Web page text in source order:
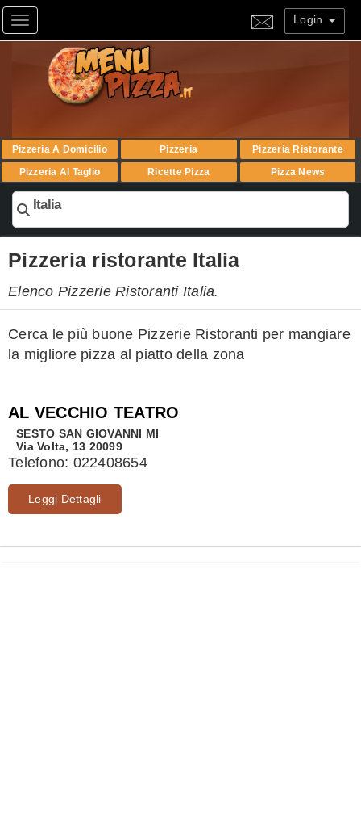
Toggle navigation Login
Pizzeria A Domicilio Pizzeria
Pizzeria Ristorante
Pizzeria Al Taglio
Ricette Pizza Pizza News
Italia
Pizzeria ristorante Italia
Elenco Pizzerie Ristoranti Italia.
Cerca le più buone Pizzerie Ristoranti per mangiare
la migliore pizza al piatto della zona
AL VECCHIO TEATRO
SESTO SAN GIOVANNI
MI
Via Volta, 13 20099
Telefono: 022408654
Leggi Dettagli